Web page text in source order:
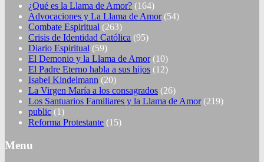
¿Qué es la Llama de Amor? (164)
Advocaciones y La Llama de Amor(54)
Combate Espiritual (263)
Crisis de Identidad Católica (95)
Diario Espiritual (59)
El Demonio y la Llama de Amor(10)
El Padre Eterno habla a sus hijos (12)
Isabel Kindelmann (20)
La Virgen María a los consagrados (26)
Los Santuarios Familiares y la Llama de Amor(219)
public (1)
Reforma Protestante (15)
Menu